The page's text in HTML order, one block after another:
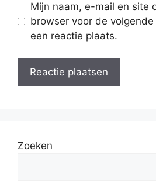
Mijn naam, e-mail en site
browser voor de
een reactie plaats.
Zoeken